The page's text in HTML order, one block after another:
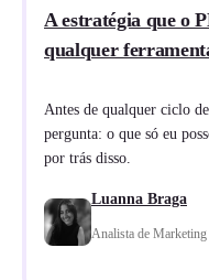
A estratégia que o
qualquer
Antes de qualquer ciclo
pergunta: o que só eu
por trás disso.
Luanna Braga
Analista de Marketing